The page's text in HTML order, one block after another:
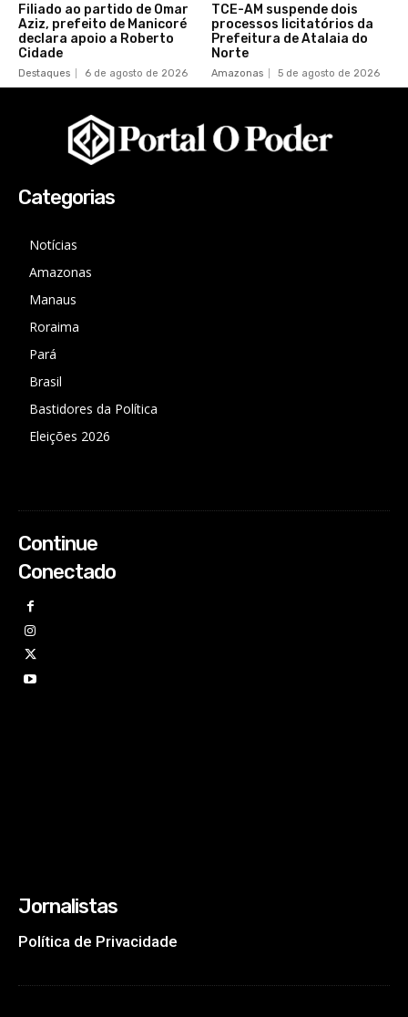
Filiado ao partido de Omar
Aziz, prefeito de Manicoré
declara apoio a Roberto
Cidade
Destaques 6 de agosto de 2026
TCE-AM suspende dois
processos licitatórios da
Prefeitura de Atalaia do
Norte
Amazonas 5 de agosto de 2026
Categorias
Notícias
Amazonas
Manaus
Roraima
Pará
Brasil
Bastidores da Política
Eleições 2026
Continue
Conectado
Jornalistas
Política de Privacidade